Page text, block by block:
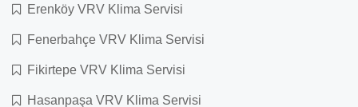
Erenköy VRV Klima Servisi
Fenerbahçe VRV Klima Servisi
Fikirtepe VRV Klima Servisi
Hasanpaşa VRV Klima Servisi